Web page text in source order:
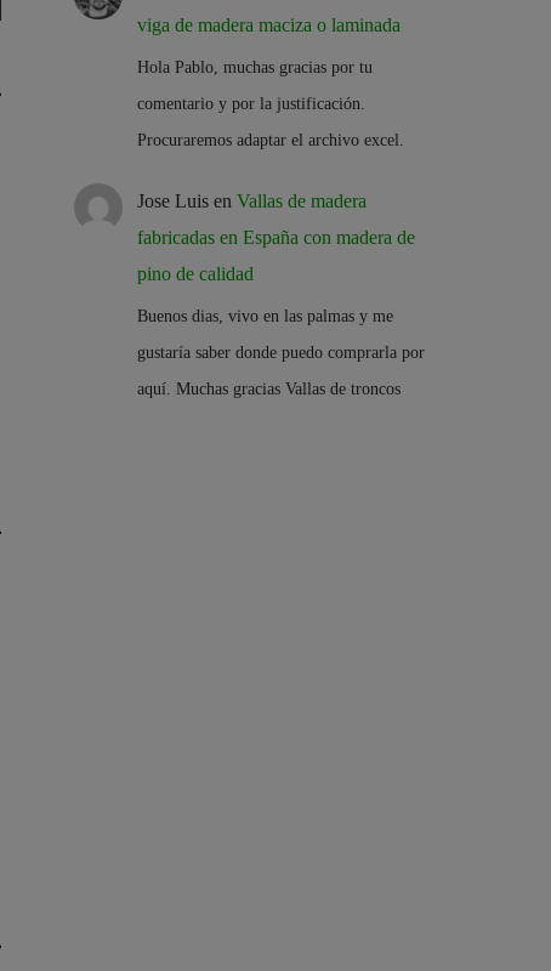
viga de madera maciza o laminada
Hola Pablo, muchas gracias por tu
comentario y por la justificación.
Procuraremos adaptar el archivo excel.
Jose Luis en Vallas de madera
fabricadas en España con madera de
pino de calidad
Buenos dias, vivo en las palmas y me
gustaría saber donde puedo comprarla por
aquí. Muchas gracias Vallas de troncos